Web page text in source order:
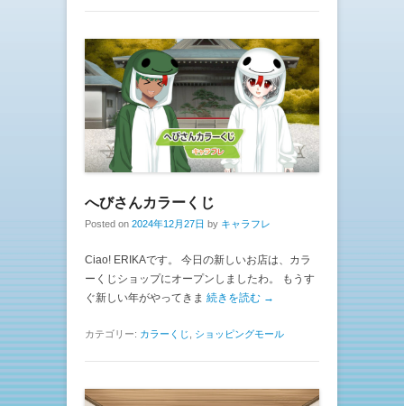
へびさんカラーくじ
Posted on 2024年12月27日 by キャラフレ
Ciao! ERIKAです。 今日の新しいお店は、カラ
ーくじショップにオープンしましたわ。 もうす
ぐ新しい年がやってきま 続きを読む →
カテゴリー: カラーくじ ショッピングモール